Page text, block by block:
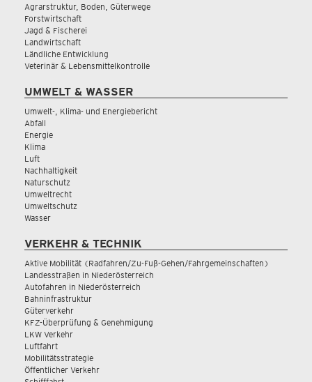
Agrarstruktur, Boden, Güterwege
Forstwirtschaft
Jagd & Fischerei
Landwirtschaft
Ländliche Entwicklung
Veterinär & Lebensmittelkontrolle
UMWELT & WASSER
Umwelt-, Klima- und Energiebericht
Abfall
Energie
Klima
Luft
Nachhaltigkeit
Naturschutz
Umweltrecht
Umweltschutz
Wasser
VERKEHR & TECHNIK
Aktive Mobilität (Radfahren/Zu-Fuß-Gehen/Fahrgemeinschaften)
Landesstraßen in Niederösterreich
Autofahren in Niederösterreich
Bahninfrastruktur
Güterverkehr
KFZ-Überprüfung & Genehmigung
LKW Verkehr
Luftfahrt
Mobilitätsstrategie
Öffentlicher Verkehr